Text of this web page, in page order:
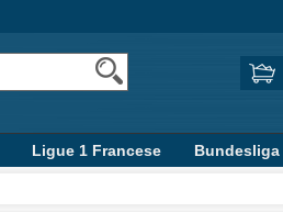
Ligue 1 Francese Bundesliga